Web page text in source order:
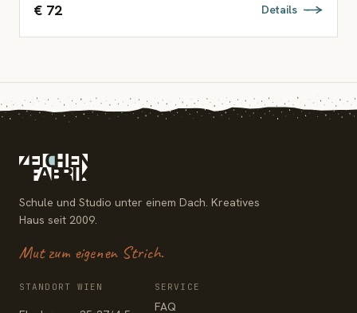
€ 72 Details
Schule und Studio unter einem Dach. Kreatives
Haus seit 2009.
Mut zum eigenen Strich.
STANDORT WIEN SERVICE
FAQ